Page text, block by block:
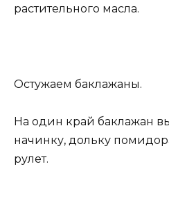
растительного масла.
Остужаем баклажаны.
На один край баклажан
начинку, дольку
рулет.